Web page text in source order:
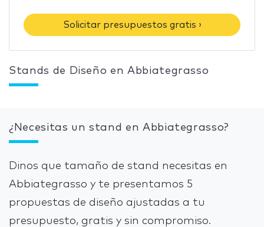
Solicitar presupuestos gratis ›
Stands de Diseño en Abbiategrasso
¿Necesitas un stand en Abbiategrasso?
Dinos que tamaño de stand necesitas en
Abbiategrasso y te presentamos 5
propuestas de diseño ajustadas a tu
presupuesto, gratis y sin compromiso.